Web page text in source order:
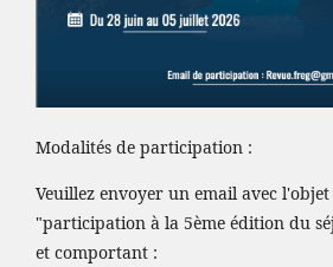
Modalités de participation :
Veuillez envoyer un email avec
"participation à la 5ème édition du
et comportant :